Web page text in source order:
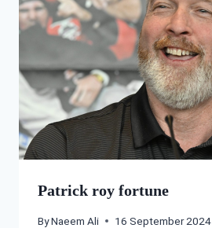
Patrick roy fortune
ByNaeem Ali 16 September 2024